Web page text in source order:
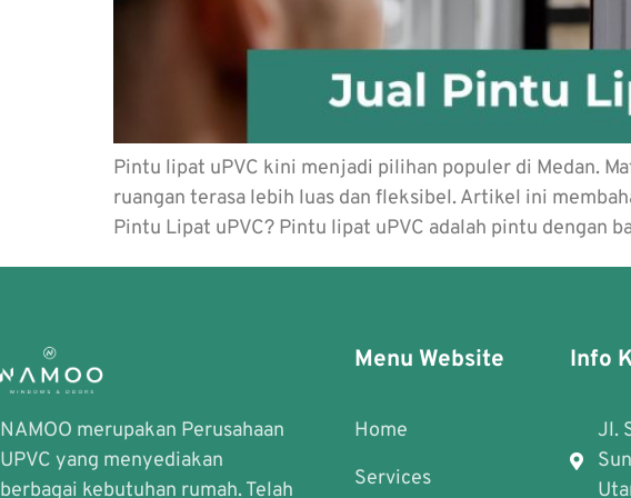
Pintu lipat uPVC kini menjadi pilihan populer di Medan.
ruangan terasa lebih luas dan fleksibel. Artikel ini
Pintu Lipat uPVC? Pintu lipat uPVC adalah pintu dengan
NAMOO merupakan Perusahaan
UPVC yang menyediakan
berbagai kebutuhan rumah. Telah
Menu Website
Home
Services
Info
Jl.